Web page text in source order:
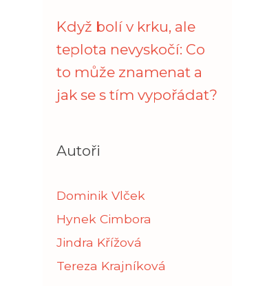
Když bolí v krku, ale
teplota nevyskočí: Co
to může znamenat a
jak se s tím vypořádat?
Autoři
Dominik Vlček
Hynek Cimbora
Jindra Křížová
Tereza Krajníková